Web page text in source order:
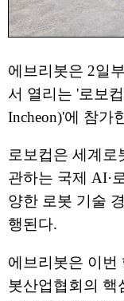
에브리봇은 2일
서 열리는 '로보
Incheon)'에 참가
로보컵은 세계로
관하는 국제 AI·
양한 로봇 기술
행된다.
에브리봇은 이번
봇산업협회의 핵